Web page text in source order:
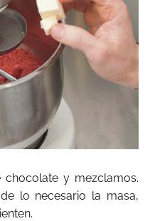
y mezclamos.
lo necesario la masa,